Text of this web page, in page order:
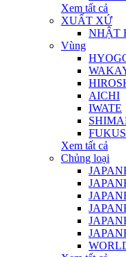
Xem tất cả
XUẤT XỨ
NHẬT
Vùng
AICHI
IWATE
Xem tất cả
Chủng loại